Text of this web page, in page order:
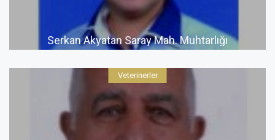
Serkan Akyatan Saray Mah. Muhtarlığı
Veterinerler